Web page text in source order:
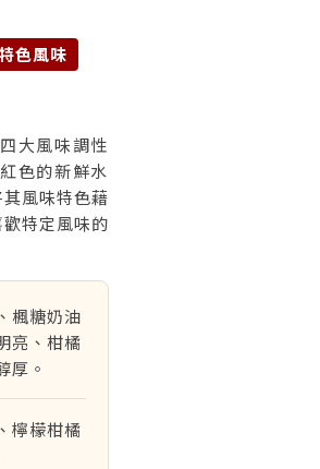
色風味
大風味調性
色的新鮮水
風味特色藉
特定風味的
楓糖奶油
亮、柑橘
厚。
檸檬柑橘